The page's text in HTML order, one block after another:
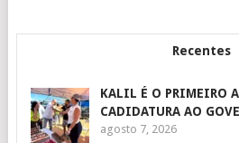
Recentes
KALIL É O PRIMEIRO A
CADIDATURA AO
agosto 7, 2026